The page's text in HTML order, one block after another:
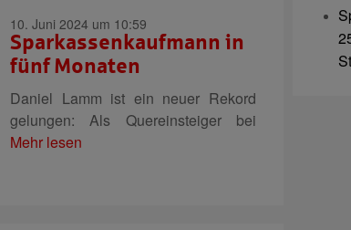
10. Juni 2024 um 10:59
Sparkassenkaufmann in
fünf Monaten
Daniel Lamm ist ein neuer Rekord
gelungen: Als Quereinsteiger bei
Mehr lesen